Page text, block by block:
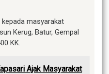
kepada masyarakat
Kerug, Batur, Gempal
KK.
Ajak Masyarakat